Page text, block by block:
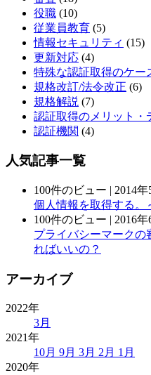
役職 (10)
従業員教育 (5)
情報セキュリティ (15)
更新対応 (4)
特殊な認証取得のケー
規格改訂/法令改正 (6)
規格解説 (7)
認証取得のメリット・
認証機関 (4)
人気記事一覧
100件のビュー | 2014
個人情報を取得する。
100件のビュー | 2016
プライバシーマークの
ればいいの？
アーカイブ
2022年
3月
2021年
10月 9月 3月 2月 1月
2020年